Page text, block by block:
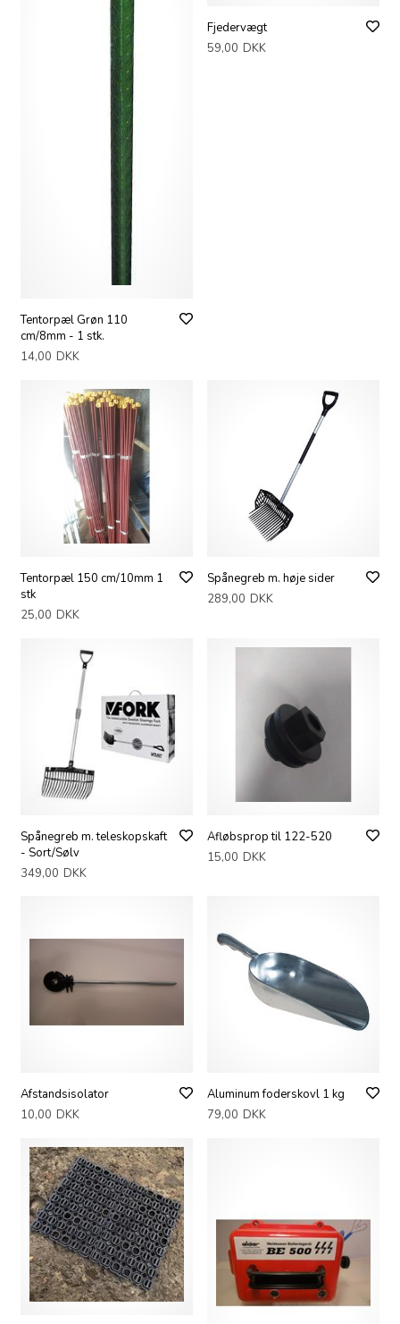
Tentorpæl Grøn 110
cm/8mm - 1 stk.
14,00 DKK
Fjedervægt
59,00 DKK
Tentorpæl 150 cm/10mm 1
stk
25,00 DKK
Spånegreb m. høje sider
289,00 DKK
Spånegreb m. teleskopskaft
- Sort/Sølv
349,00 DKK
Afløbsprop til 122-520
15,00 DKK
Afstandsisolator
10,00 DKK
Aluminum foderskovl 1 kg
79,00 DKK